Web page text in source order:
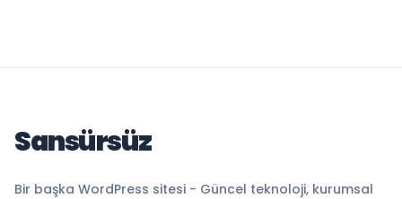
Sansürsüz
Bir başka WordPress sitesi - Güncel teknoloji, kurumsal